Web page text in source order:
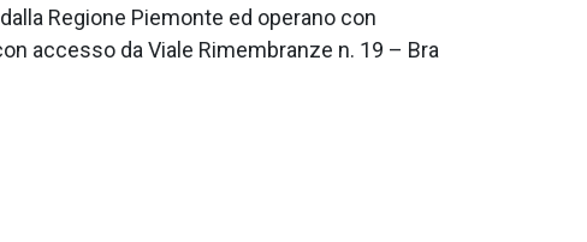
Regione Piemonte ed operano con
accesso da Viale Rimembranze n. 19 – Bra